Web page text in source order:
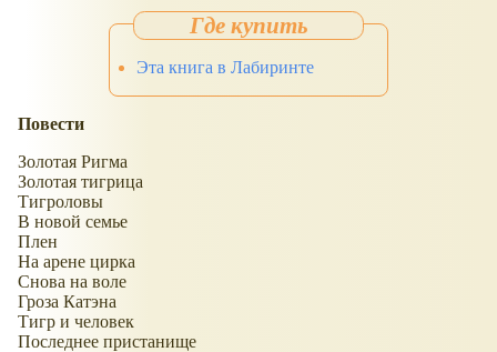
Эта книга в Лабиринте
Повести
Золотая Ригма
Золотая тигрица
Тигроловы
В новой семье
Плен
На арене цирка
Снова на воле
Гроза Катэна
Тигр и человек
Последнее пристанище